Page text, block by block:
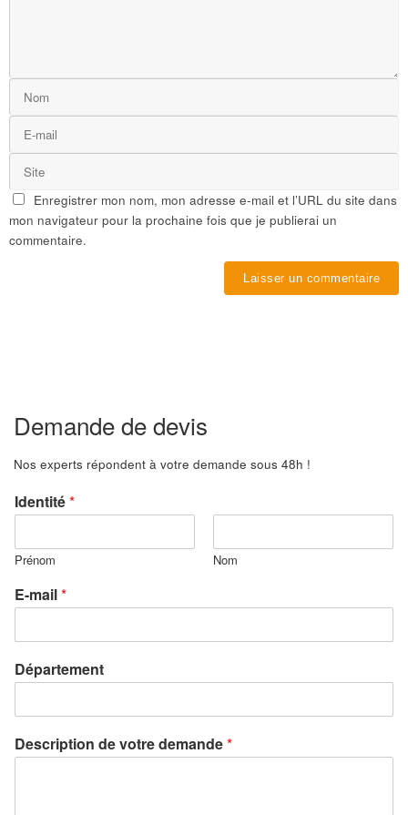
Enregistrer mon nom, mon adresse e-mail et l’URL du site dans
mon navigateur pour la prochaine fois que je publierai un
commentaire.
Demande de devis
Nos experts répondent à votre demande sous 48h !
Identité*
Prénom Nom
E-mail*
Département
Description de votre demande*